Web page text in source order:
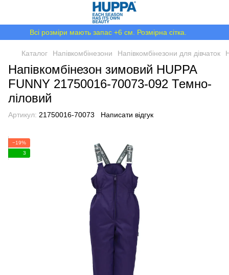
Всі розміри мають запас +6 см. Розмірна сітка.
Каталог Напівкомбінезони Напівкомбінезони для дівчаток
Напівкомбінезон зимовий HUPPA
FUNNY 21750016-70073-092 Темно-
лілoвий
Артикул: 21750016-70073 Написати відгук
−19%
3